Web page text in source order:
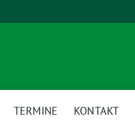
TERMINE KONTAKT